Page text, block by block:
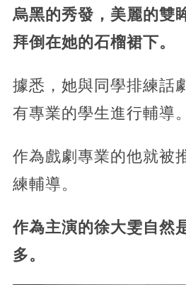
烏黑的秀發，美麗的雙
拜倒在她的石榴裙下。
據悉，她與同學排練話
有專業的學生進行輔導。
作為戲劇專業的他就被
練輔導。
作為主演的徐大雯自然
多。